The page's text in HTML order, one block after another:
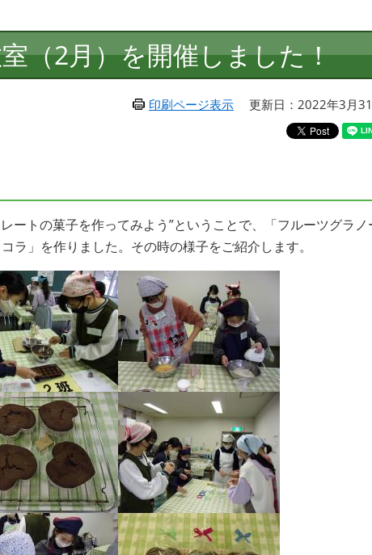
（2月）を開催しました！
印刷ページ表示 更新日：2022年3月
ートの菓子を作ってみよう”ということで、「フルーツグラノ
ラ」を作りました。その時の様子をご紹介します。